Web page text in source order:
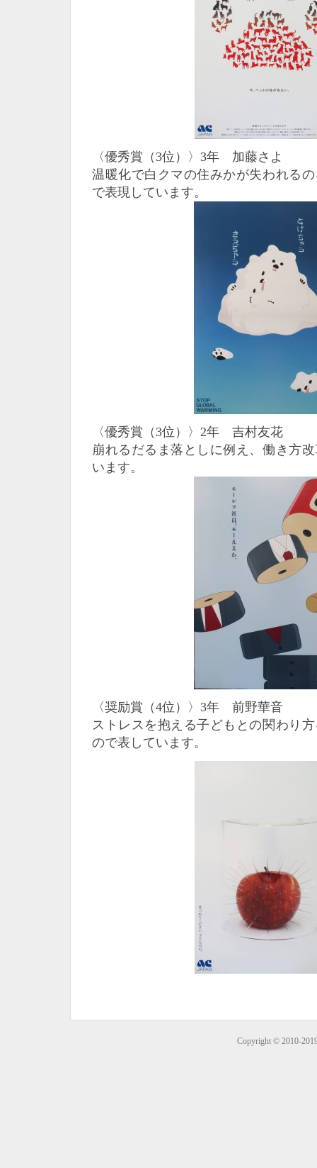
〈優秀賞（3位）〉3年 加藤さよ
温暖化で白クマの住みかが失われる
で表現しています。
〈優秀賞（3位）〉2年 吉村友花
崩れるだるま落としに例え、働き方
います。
〈奨励賞（4位）〉3年 前野華音
ストレスを抱える子どもとの関わり
ので表しています。
Copyright © 2010-